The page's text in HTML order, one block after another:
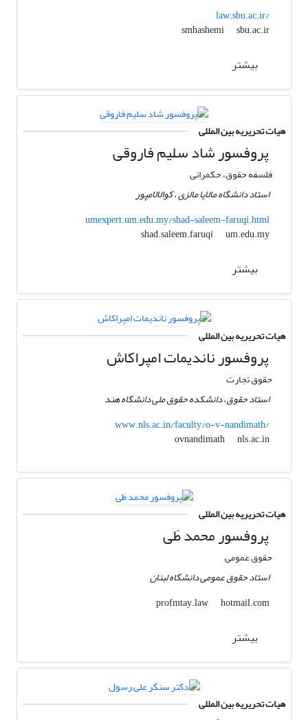
law.sbu.ac.ir/
smhashemi
sbu.ac.ir
بیشتر
هیات تحریریه بین المللی
پروفسور شاد سلیم فاروقی
فلسفه حقوق، حکمرانی
استاد دانشگاه مالایا مالزی ، کوالالامپور
umexpert.um.edu.my/shad-saleem-faruqi.html
shad.saleem.faruqi
um.edu.my
بیشتر
هیات تحریریه بین المللی
پروفسور ناندیمات امپراکاش
حقوق تجارت
استاد حقوق، دانشکده حقوق ملی دانشگاه هند
www.nls.ac.in/faculty/o-v-nandimath/
ovnandimath
nls.ac.in
هیات تحریریه بین المللی
پروفسور محمد طَی
حقوق عمومی
استاد حقوق عمومی دانشگاه لبنان
profmtay.law
hotmail.com
بیشتر
هیات تحریریه بین المللی